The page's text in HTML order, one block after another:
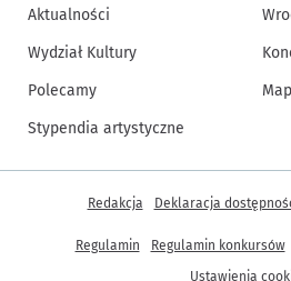
Aktualności
Wydział Kultury
Polecamy
Stypendia artystyczne
Inne informacje
Redakcja Deklaracja
Regulamin Regulamin konkursów
Ustawienia